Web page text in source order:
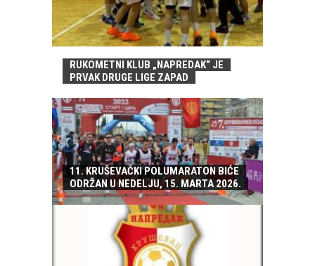
RUKOMETNI KLUB „NAPREDAK“ JE
PRVAK DRUGE LIGE ZAPAD
11. KRUŠEVAČKI POLUMARATON BIĆE
ODRŽAN U NEDELJU, 15. MARTA 2026.